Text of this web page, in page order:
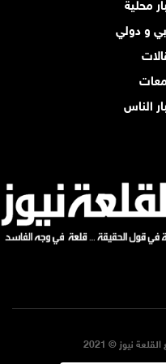
و دولي
الناس
نيوز © 2021